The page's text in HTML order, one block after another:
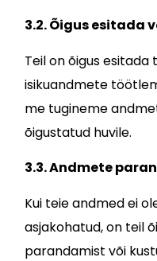
3.2. Õigus esitada
Teil on õigus
isikuandmete
me tugineme
õigustatud huvile.
3.3. Andmete
Kui teie andmed ei
asjakohatud, on teil
parandamist või